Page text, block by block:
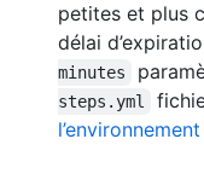
petites et plus
délai
minutes
steps.yml